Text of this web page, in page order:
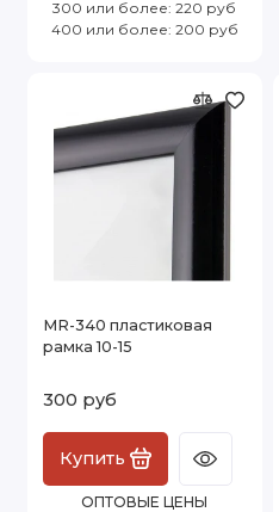
300 или более: 220 руб
400 или более: 200 руб
MR-340 пластиковая
рамка 10-15
300 руб
Купить
ОПТОВЫЕ ЦЕНЫ